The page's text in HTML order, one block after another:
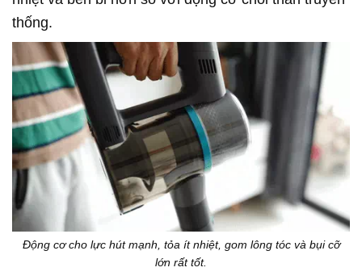
thống.
Động cơ cho lực hút mạnh, tỏa ít nhiệt, gom lông tóc và bụi cỡ
lớn rất tốt.